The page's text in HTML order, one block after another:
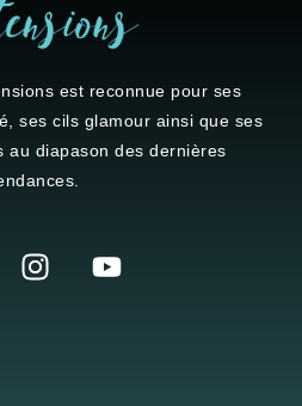
est reconnue pour ses
ses cils glamour ainsi que ses
au diapason des dernières